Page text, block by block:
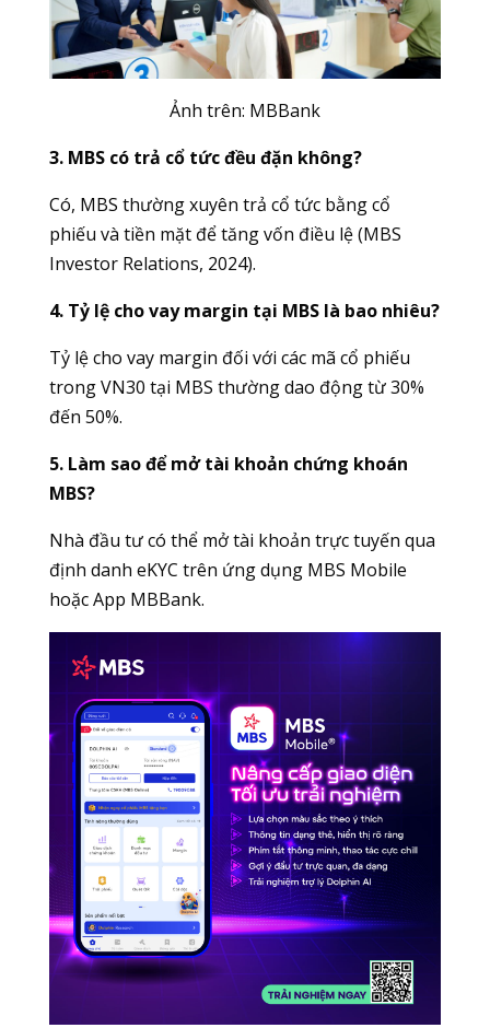
Ảnh trên: MBBank
3. MBS có trả cổ tức đều đặn không?
Có, MBS thường xuyên trả cổ tức bằng cổ
phiếu và tiền mặt để tăng vốn điều lệ (MBS
Investor Relations, 2024).
4. Tỷ lệ cho vay margin tại MBS là bao nhiêu?
Tỷ lệ cho vay margin đối với các mã cổ phiếu
trong VN30 tại MBS thường dao động từ 30%
đến 50%.
5. Làm sao để mở tài khoản chứng khoán
MBS?
Nhà đầu tư có thể mở tài khoản trực tuyến qua
định danh eKYC trên ứng dụng MBS Mobile
hoặc App MBBank.